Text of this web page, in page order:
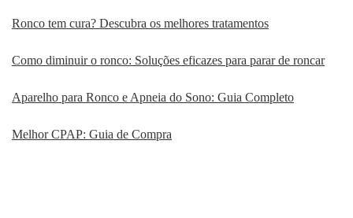
Ronco tem cura? Descubra os melhores tratamentos
Como diminuir o ronco: Soluções eficazes para parar de roncar
Aparelho para Ronco e Apneia do Sono: Guia Completo
Melhor CPAP: Guia de Compra